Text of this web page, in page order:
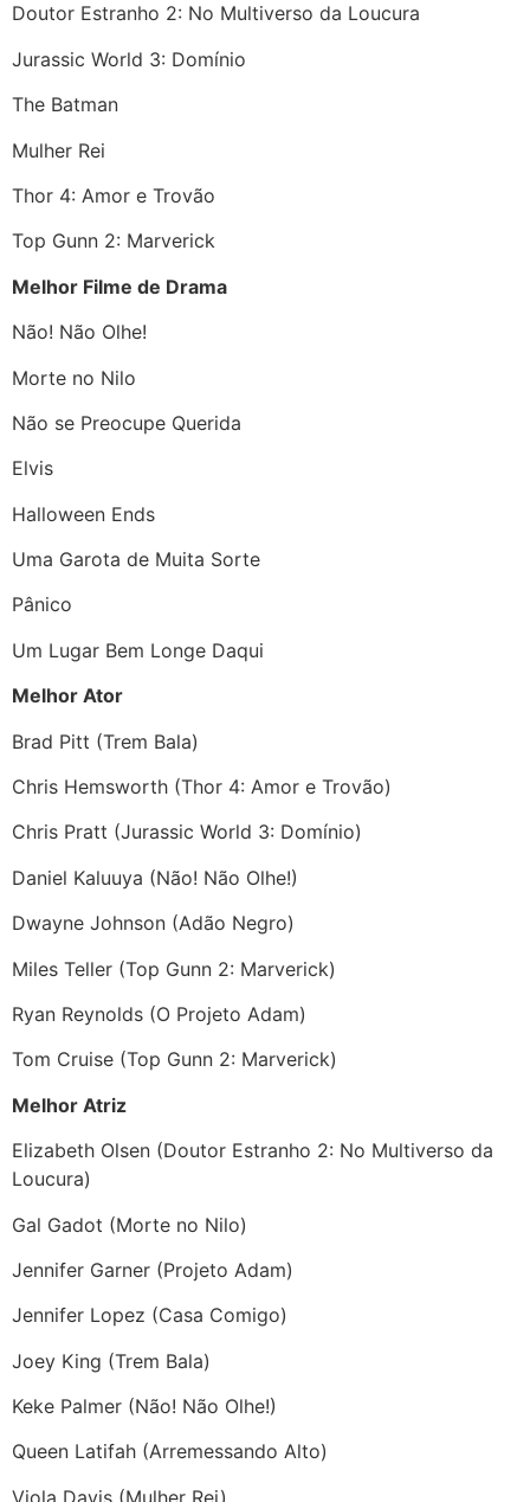
Doutor Estranho 2: No Multiverso da Loucura
Jurassic World 3: Domínio
The Batman
Mulher Rei
Thor 4: Amor e Trovão
Top Gunn 2: Marverick
Melhor Filme de Drama
Não! Não Olhe!
Morte no Nilo
Não se Preocupe Querida
Elvis
Halloween Ends
Uma Garota de Muita Sorte
Pânico
Um Lugar Bem Longe Daqui
Melhor Ator
Brad Pitt (Trem Bala)
Chris Hemsworth (Thor 4: Amor e Trovão)
Chris Pratt (Jurassic World 3: Domínio)
Daniel Kaluuya (Não! Não Olhe!)
Dwayne Johnson (Adão Negro)
Miles Teller (Top Gunn 2: Marverick)
Ryan Reynolds (O Projeto Adam)
Tom Cruise (Top Gunn 2: Marverick)
Melhor Atriz
Elizabeth Olsen (Doutor Estranho 2: No Multiverso da
Loucura)
Gal Gadot (Morte no Nilo)
Jennifer Garner (Projeto Adam)
Jennifer Lopez (Casa Comigo)
Joey King (Trem Bala)
Keke Palmer (Não! Não Olhe!)
Queen Latifah (Arremessando Alto)
Viola Davis (Mulher Rei)